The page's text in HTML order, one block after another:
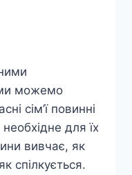
можемо
сім’ї повинні
для їх
вивчає, як
спілкується.